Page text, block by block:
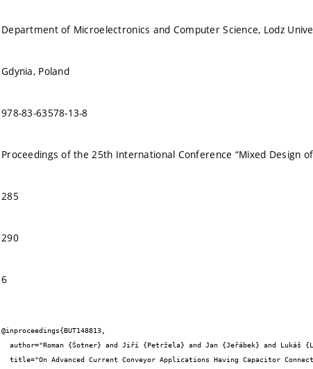
Department of Microelectronics and Computer Science, Lodz
Gdynia, Poland
978-83-63578-13-8
Proceedings of the 25th International Conference “Mixed Design
285
290
6
@inproceedings{BUT148813,